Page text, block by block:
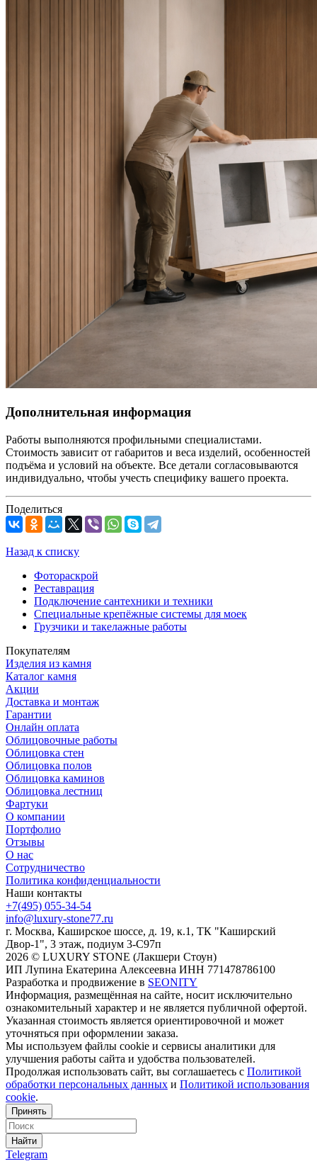
Дополнительная информация
Работы выполняются профильными специалистами.
Стоимость зависит от габаритов и веса изделий, особенностей
подъёма и условий на объекте. Все детали согласовываются
индивидуально, чтобы учесть специфику вашего проекта.
Поделиться
Назад к списку
Фотораскрой
Реставрация
Подключение сантехники и техники
Специальные крепёжные системы для моек
Грузчики и такелажные работы
Покупателям
Изделия из камня
Каталог камня
Акции
Доставка и монтаж
Гарантии
Онлайн оплата
Облицовочные работы
Облицовка стен
Облицовка полов
Облицовка каминов
Облицовка лестниц
Фартуки
О компании
Портфолио
Отзывы
О нас
Сотрудничество
Политика конфиденциальности
Наши контакты
+7(495) 055-34-54
info@luxury-stone77.ru
г. Москва, Каширское шоссе, д. 19, к.1, ТК "Каширский
Двор-1", 3 этаж, подиум 3-С97п
2026 © LUXURY STONE (Лакшери Стоун)
ИП Лупина Екатерина Алексеевна ИНН 771478786100
Разработка и продвижение в SEONITY
Информация, размещённая на сайте, носит исключительно
ознакомительный характер и не является публичной офертой.
Указанная стоимость является ориентировочной и может
уточняться при оформлении заказа.
Мы используем файлы cookie и сервисы аналитики для
улучшения работы сайта и удобства пользователей.
Продолжая использовать сайт, вы соглашаетесь с Политикой
обработки персональных данных и Политикой использования
cookie.
Принять
Найти
Telegram